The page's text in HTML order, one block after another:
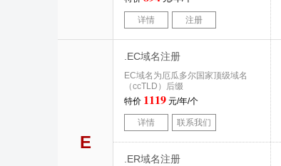
详情 注册
E
.EC域名注册
EC域名为厄瓜多尔国家顶级域名
（ccTLD）后缀
特价 1119 元/年/个
详情 联系我们
.ER域名注册